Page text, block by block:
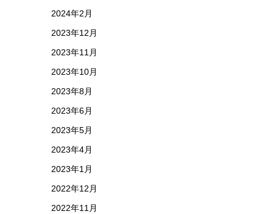
2024年2月
2023年12月
2023年11月
2023年10月
2023年8月
2023年6月
2023年5月
2023年4月
2023年1月
2022年12月
2022年11月